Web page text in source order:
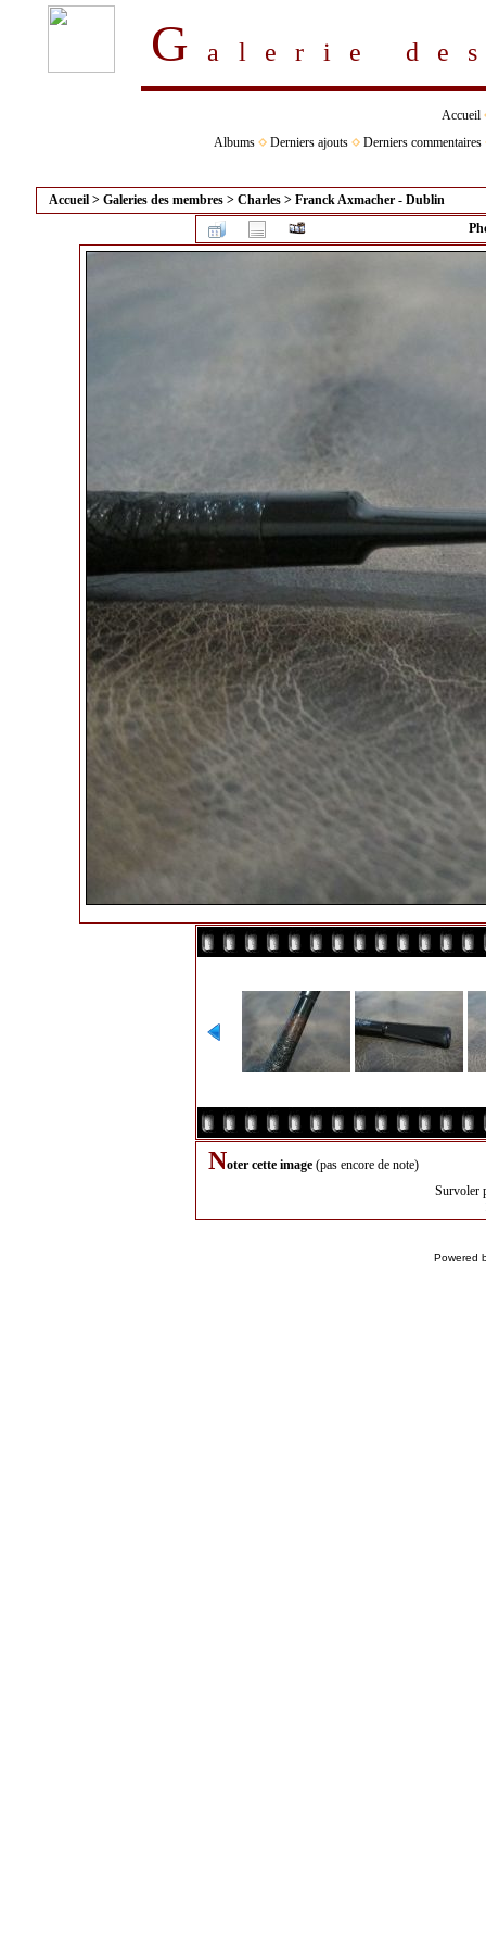
Galerie
Accueil
Albums
Derniers ajouts Derniers commentaires
Accueil > Galeries des membres > Charles > Franck Axmacher - Dublin
Noter cette image (pas encore de note)
Survoler
Powered